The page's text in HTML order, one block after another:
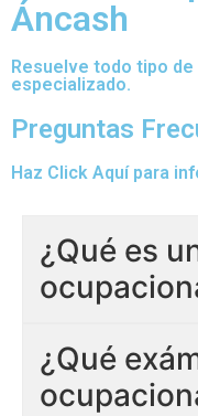
Áncash
Resuelve todo tipo
especializado.
Preguntas
Haz Click Aquí para
¿Qué es
¿Qué